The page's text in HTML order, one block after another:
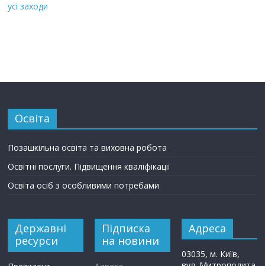
усі заходи
Освіта
Позашкільна освіта та виховна робота
Освітні послуги. Підвищення кваліфікації
Освіта осіб з особливими потребами
Державні
ресурси
Підписка
на новини
Адреса
03035, м. Київ,